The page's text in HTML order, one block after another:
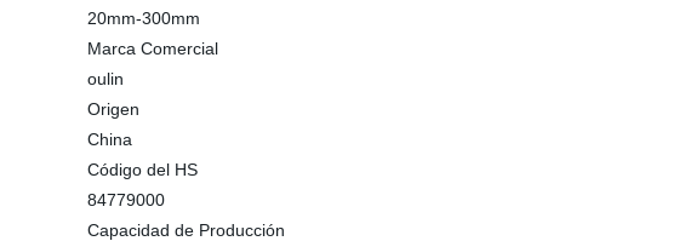
20mm-300mm
Marca Comercial
oulin
Origen
China
Código del HS
84779000
Capacidad de Producción